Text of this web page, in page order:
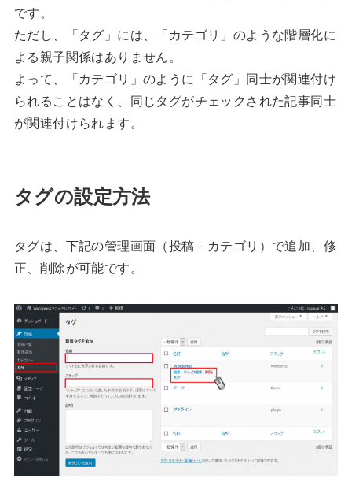
です。
ただし、「タグ」には、「カテゴリ」のような階層化に
よる親子関係はありません。
よって、「カテゴリ」のように「タグ」同士が関連付け
られることはなく、同じタグがチェックされた記事同士
が関連付けられます。
タグの設定方法
タグは、下記の管理画面（投稿－カテゴリ）で追加、修
正、削除が可能です。